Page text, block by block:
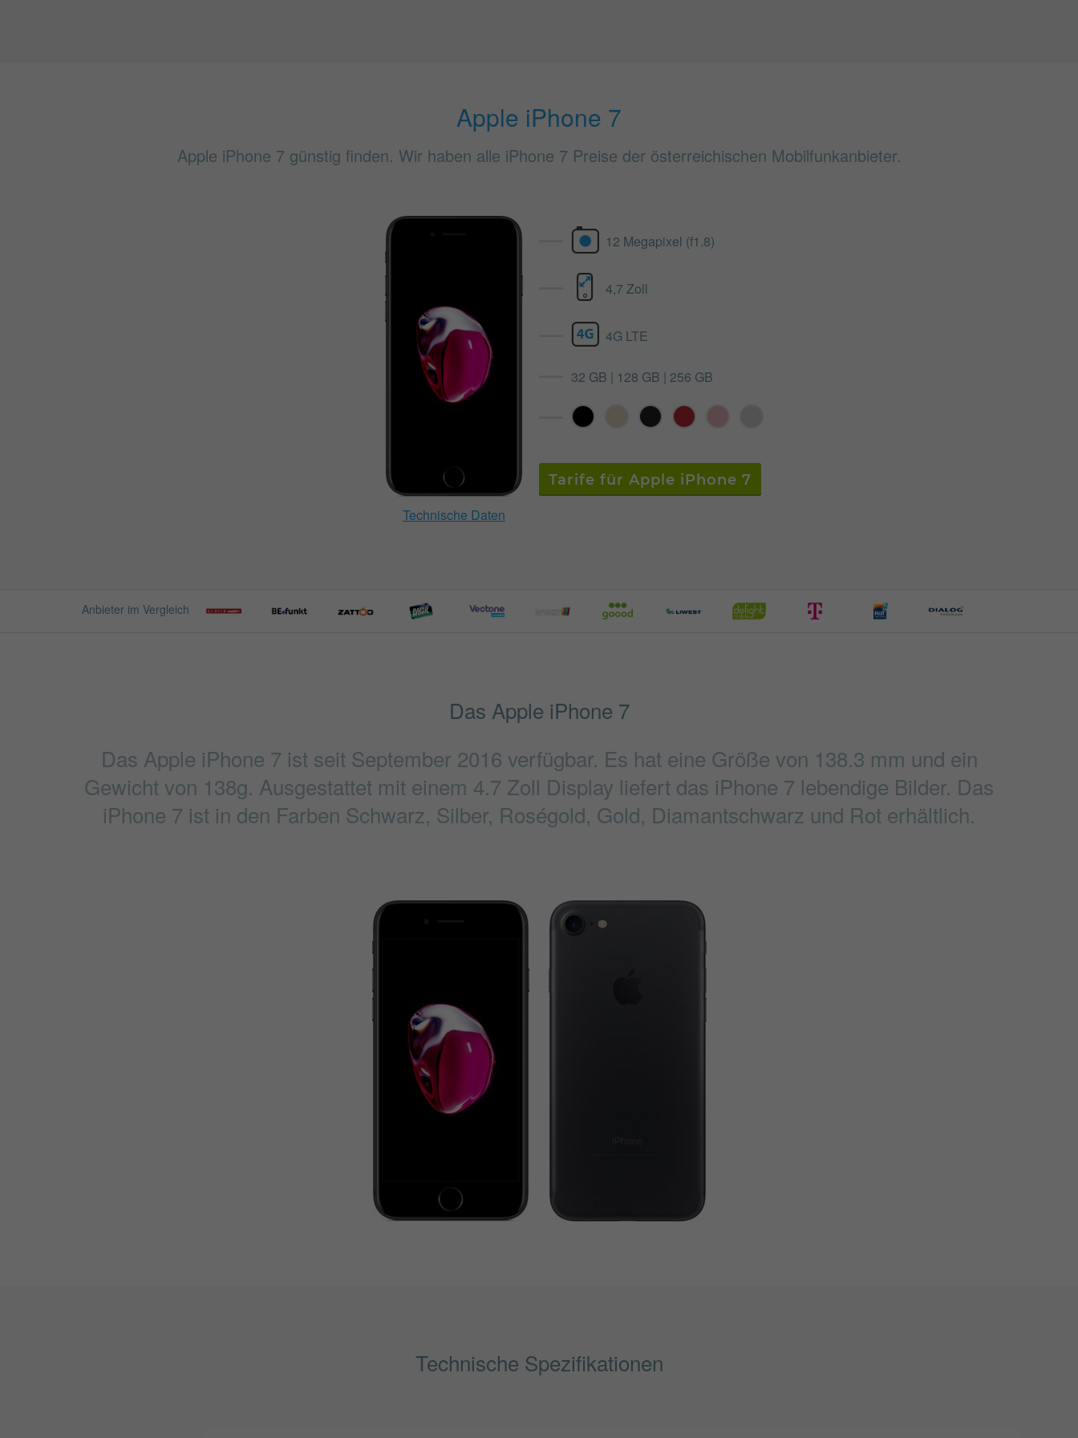
Apple iPhone 7
Apple iPhone 7 günstig finden. Wir haben alle iPhone 7 Preise der österreichischen Mobilfunkanbieter.
Technische Daten
12 Megapixel (f1.8)
4,7 Zoll
4G LTE
32 GB | 128 GB | 256 GB
Tarife für Apple iPhone 7
Anbieter im Vergleich
Das Apple iPhone 7
Das Apple iPhone 7 ist seit September 2016 verfügbar. Es hat eine Größe von 138.3 mm und ein
Gewicht von 138g. Ausgestattet mit einem 4.7 Zoll Display liefert das iPhone 7 lebendige Bilder. Das
iPhone 7 ist in den Farben Schwarz, Silber, Roségold, Gold, Diamantschwarz und Rot erhältlich.
Technische Spezifikationen